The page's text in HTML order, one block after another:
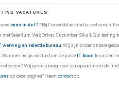
VACATURES
baan in de IT? Bij CareerValue vind je veel
Selenium, WebDriver, Cucumber, Sikuli, Gui testing
werving en selectie bureau . Wij zijn onder andere
het je niet lukt om de juisteIT baan te vinden,
of senior? Wij gaan graag voor jou opzoek naar de
op deze pagina? Neemcontactop.